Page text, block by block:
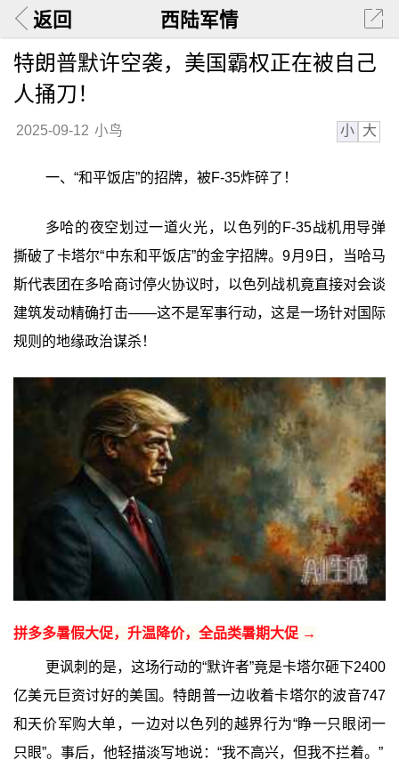
返回 西陆军情
特朗普默许空袭，美国霸权正在被自己
人捅刀！
2025-09-12 小鸟 小 大
一、“和平饭店”的招牌，被F-35炸碎了！
多哈的夜空划过一道火光，以色列的F-35战机用导弹
撕破了卡塔尔“中东和平饭店”的金字招牌。9月9日，当哈马
斯代表团在多哈商讨停火协议时，以色列战机竟直接对会谈
建筑发动精确打击——这不是军事行动，这是一场针对国际
规则的地缘政治谋杀！
拼多多暑假大促，升温降价，全品类暑期大促 →
更讽刺的是，这场行动的“默许者”竟是卡塔尔砸下2400
亿美元巨资讨好的美国。特朗普一边收着卡塔尔的波音747
和天价军购大单，一边对以色列的越界行为“睁一只眼闭一
只眼”。事后，他轻描淡写地说：“我不高兴，但我不拦着。”